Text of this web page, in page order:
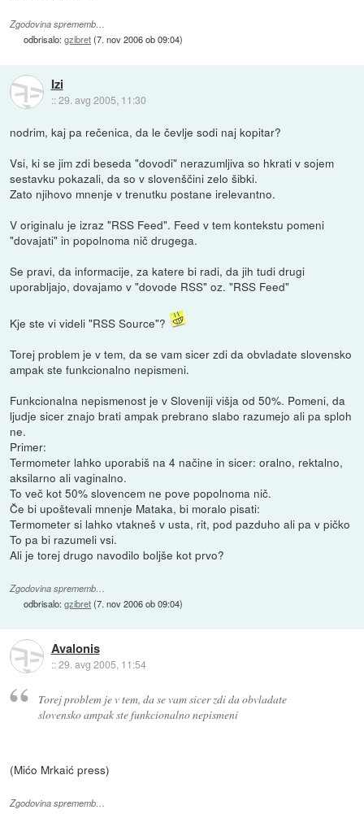
Zgodovina sprememb…
odbrisalo:gzibret(7. nov 2006 ob 09:04)
Izi
::29. avg 2005, 11:30
nodrim, kaj pa rečenica, da le čevlje sodi naj kopitar?
Vsi, ki se jim zdi beseda "dovodi" nerazumljiva so hkrati v sojem
sestavku pokazali, da so v slovenščini zelo šibki.
Zato njihovo mnenje v trenutku postane irelevantno.
V originalu je izraz "RSS Feed". Feed v tem kontekstu pomeni
"dovajati" in popolnoma nič drugega.
Se pravi, da informacije, za katere bi radi, da jih tudi drugi
uporabljajo, dovajamo v "dovode RSS" oz. "RSS Feed"
Kje ste vi videli "RSS Source"?
Torej problem je v tem, da se vam sicer zdi da obvladate slovensko
ampak ste funkcionalno nepismeni.
Funkcionalna nepismenost je v Sloveniji višja od 50%. Pomeni, da
ljudje sicer znajo brati ampak prebrano slabo razumejo ali pa sploh
ne.
Primer:
Termometer lahko uporabiš na 4 načine in sicer: oralno, rektalno,
aksilarno ali vaginalno.
To več kot 50% slovencem ne pove popolnoma nič.
Če bi upoštevali mnenje Mataka, bi moralo pisati:
Termometer si lahko vtakneš v usta, rit, pod pazduho ali pa v pičko
To pa bi razumeli vsi.
Ali je torej drugo navodilo boljše kot prvo?
Zgodovina sprememb…
odbrisalo:gzibret(7. nov 2006 ob 09:04)
Avalonis
::29. avg 2005, 11:54
Torej problem je v tem, da se vam sicer zdi da obvladate
slovensko ampak ste funkcionalno nepismeni
(Mićo Mrkaić press)
Zgodovina sprememb…